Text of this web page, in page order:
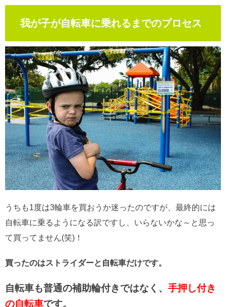
我が子が自転車に乗れるまでのプロセス
うちも1度は3輪車を買おうか迷ったのですが、最終的には
自転車に乗るようになる訳ですし、いらないかな～と思っ
て買ってません(笑)！
買ったのはストライダーと自転車だけです。
自転車も普通の補助輪付きではなく、 手押し付き
の自転車です。